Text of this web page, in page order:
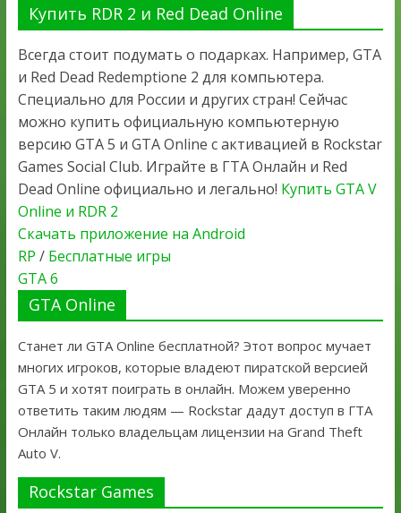
Купить RDR 2 и Red Dead Online
Всегда стоит подумать о подарках. Например, GTA
и Red Dead Redemptione 2 для компьютера.
Специально для России и других стран! Сейчас
можно купить официальную компьютерную
версию GTA 5 и GTA Online с активацией в Rockstar
Games Social Club. Играйте в ГТА Онлайн и Red
Dead Online официально и легально! Купить GTA V
Online и RDR 2
Скачать приложение на Android
RP / Бесплатные игры
GTA 6
GTA Online
Станет ли GTA Online бесплатной? Этот вопрос мучает
многих игроков, которые владеют пиратской версией
GTA 5 и хотят поиграть в онлайн. Можем уверенно
ответить таким людям — Rockstar дадут доступ в ГТА
Онлайн только владельцам лицензии на Grand Theft
Auto V.
Rockstar Games